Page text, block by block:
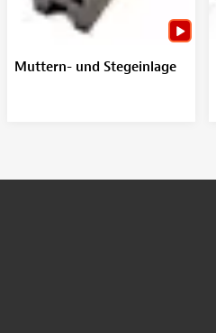
Muttern- und Stegeinlage